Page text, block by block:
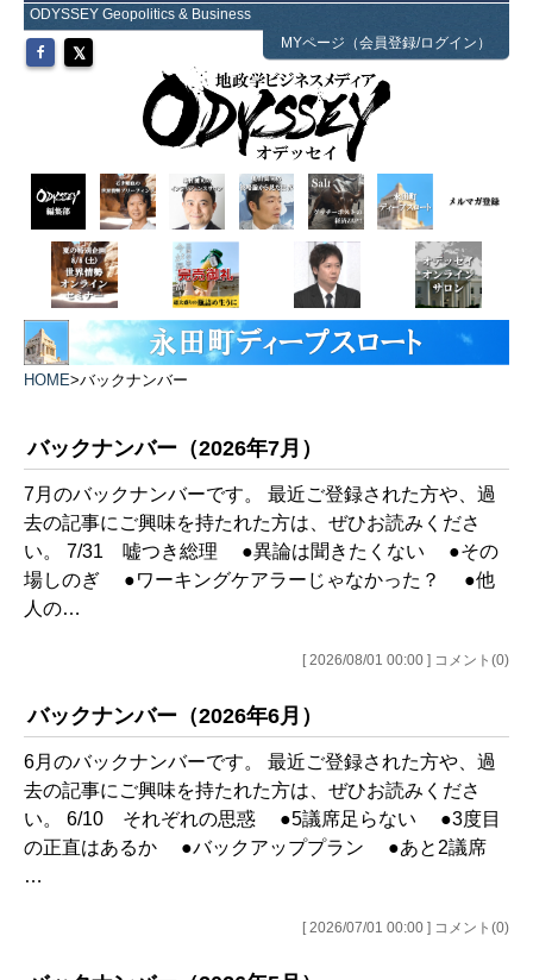
ODYSSEY Geopolitics & Business
MYページ（会員登録/ログイン）
HOME>バックナンバー
バックナンバー（2026年7月）
7月のバックナンバーです。 最近ご登録された方や、過
去の記事にご興味を持たれた方は、ぜひお読みくださ
い。 7/31 嘘つき総理 ●異論は聞きたくない ●その
場しのぎ ●ワーキングケアラーじゃなかった？ ●他
人の…
[ 2026/08/01 00:00 ] コメント(0)
バックナンバー（2026年6月）
6月のバックナンバーです。 最近ご登録された方や、過
去の記事にご興味を持たれた方は、ぜひお読みくださ
い。 6/10 それぞれの思惑 ●5議席足らない ●3度目
の正直はあるか ●バックアッププラン ●あと2議席
…
[ 2026/07/01 00:00 ] コメント(0)